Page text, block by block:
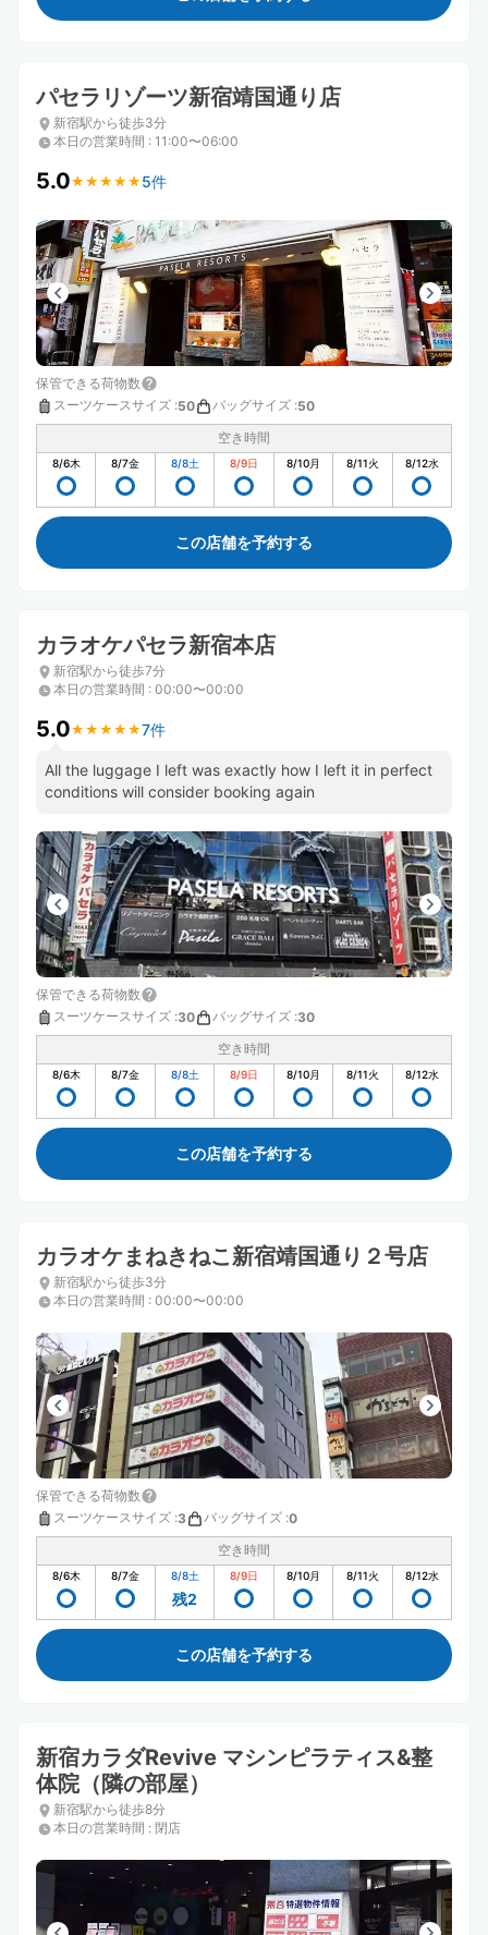
パセラリゾーツ新宿靖国通り店
新宿駅から徒歩3分
本日の営業時間 : 11:00〜06:00
5.0★ ★ ★ ★ ★
★ ★ ★ ★ ★ 5件
保管できる荷物数
スーツケースサイズ :50 バッグサイズ :50
空き時間
8/6木 8/7金 8/8土 8/9日 8/10月 8/11火 8/12水
この店舗を予約する
カラオケパセラ新宿本店
新宿駅から徒歩7分
本日の営業時間 : 00:00〜00:00
5.0★ ★ ★ ★ ★
★ ★ ★ ★ ★7件
All the luggage I left was exactly how I left it in perfect
conditions will consider booking again
保管できる荷物数
スーツケースサイズ :30 バッグサイズ :30
空き時間
8/6木 8/7金 8/8土 8/9日 8/10月 8/11火 8/12水
この店舗を予約する
カラオケまねきねこ新宿靖国通り２号店
新宿駅から徒歩3分
本日の営業時間 : 00:00〜00:00
保管できる荷物数
スーツケースサイズ :3 バッグサイズ :0
空き時間
8/6木 8/7金 8/8土
残2
8/9日 8/10月 8/11火 8/12水
この店舗を予約する
新宿カラダRevive マシンピラティス&整
体院（隣の部屋）
新宿駅から徒歩8分
本日の営業時間 : 閉店